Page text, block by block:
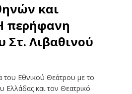
και
περήφανη
Στ. Λιβαθινού
του Εθνικού Θεάτρου με το
Ελλάδας και τον Θεατρικό